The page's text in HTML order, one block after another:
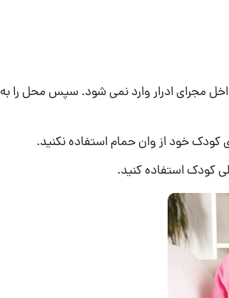
مجرای ادرار وارد نمی شود. سپس محل را به
خود از وان حمام استفاده نکنید.
کودک استفاده کنید.